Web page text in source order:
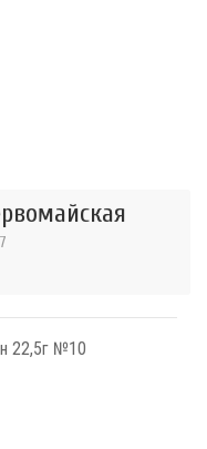
22,5г №10